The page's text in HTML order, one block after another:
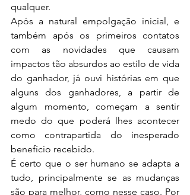
qualquer.
Após a natural empolgação inicial, e
também após os primeiros contatos
com as novidades que causam
impactos tão absurdos ao estilo de vida
do ganhador, já ouvi histórias em que
alguns dos ganhadores, a partir de
algum momento, começam a sentir
medo do que poderá lhes acontecer
como contrapartida do inesperado
benefício recebido.
É certo que o ser humano se adapta a
tudo, principalmente se as mudanças
são para melhor, como nesse caso. Por